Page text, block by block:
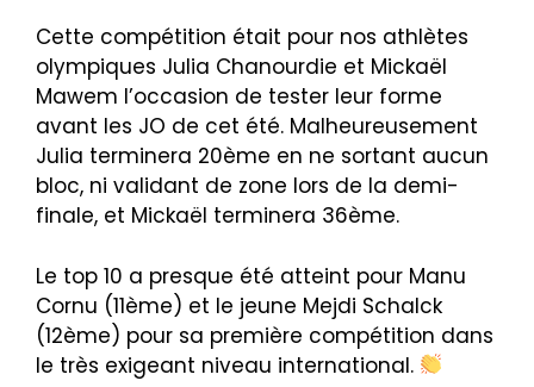
Cette compétition était pour nos athlètes
olympiques Julia Chanourdie et Mickaël
Mawem l’occasion de tester leur forme
avant les JO de cet été. Malheureusement
Julia terminera 20ème en ne sortant aucun
bloc, ni validant de zone lors de la demi-
finale, et Mickaël terminera 36ème.
Le top 10 a presque été atteint pour Manu
Cornu (11ème) et le jeune Mejdi Schalck
(12ème) pour sa première compétition dans
le très exigeant niveau international.